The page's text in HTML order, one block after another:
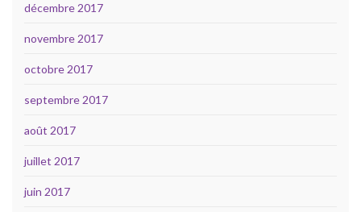
décembre 2017
novembre 2017
octobre 2017
septembre 2017
août 2017
juillet 2017
juin 2017